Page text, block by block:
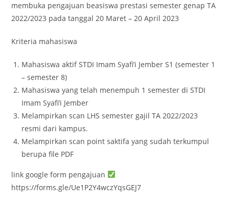
membuka pengajuan beasiswa prestasi semester genap TA
2022/2023 pada tanggal 20 Maret – 20 April 2023
Kriteria mahasiswa
Mahasiswa aktif STDI Imam Syafi’i Jember S1 (semester 1
– semester 8)
Mahasiswa yang telah menempuh 1 semester di STDI
Imam Syafi’i Jember
Melampirkan scan LHS semester gajil TA 2022/2023
resmi dari kampus.
Melampirkan scan point saktifa yang sudah terkumpul
berupa file PDF
link google form pengajuan
https://forms.gle/Ue1P2Y4wczYqsGEJ7